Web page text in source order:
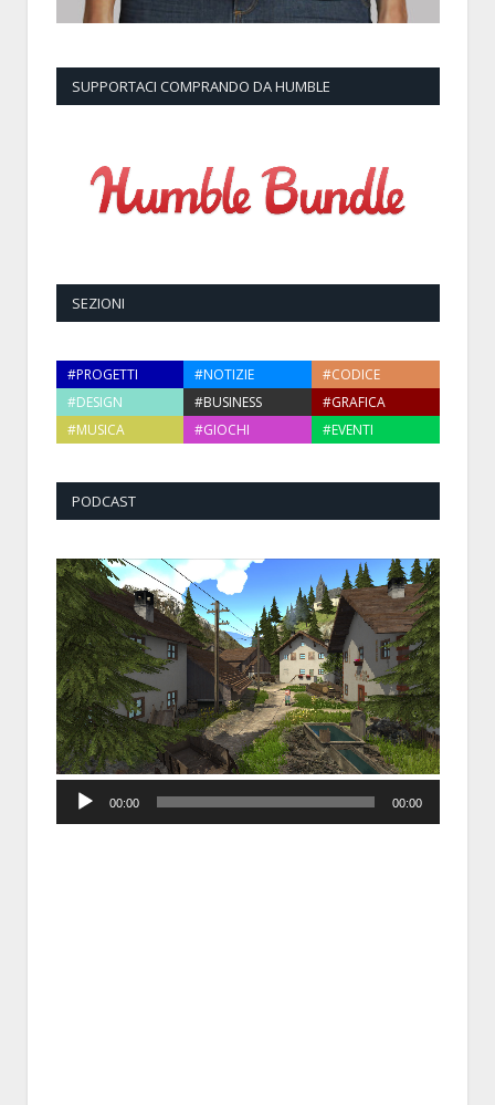
SUPPORTACI COMPRANDO DA HUMBLE
SEZIONI
#PROGETTI #NOTIZIE
#CODICE
#DESIGN
#BUSINESS
#GRAFICA
#MUSICA
#GIOCHI #EVENTI
PODCAST
Player
00:00 00:00